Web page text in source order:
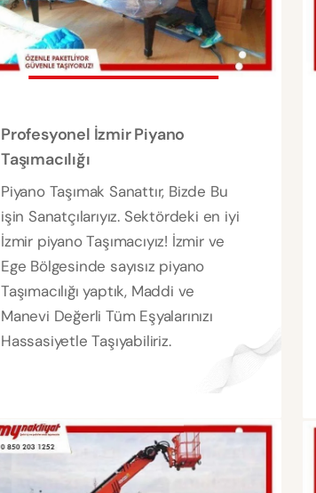
Profesyonel İzmir Piyano
Taşımacılığı
Piyano Taşımak Sanattır, Bizde Bu
işin Sanatçılarıyız. Sektördeki en iyi
İzmir piyano Taşımacıyız! İzmir ve
Ege Bölgesinde sayısız piyano
Taşımacılığı yaptık, Maddi ve
Manevi Değerli Tüm Eşyalarınızı
Hassasiyetle Taşıyabiliriz.